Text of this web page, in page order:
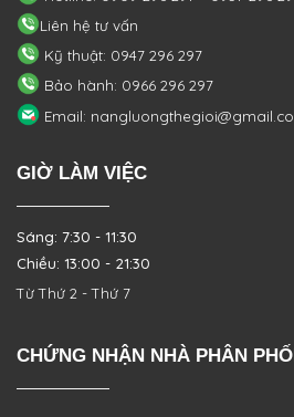
Liên hệ tư vấn
Kỹ thuật: 0947 296 297
Bảo hành: 0966 296 297
Email:
GIỜ LÀM VIỆC
Sáng: 7:30 - 11:30
Chiều: 13:00 - 21:30
Từ Thứ 2 - Thứ 7
CHỨNG NHẬN NHÀ PHÂN